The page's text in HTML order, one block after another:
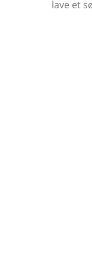
lave et